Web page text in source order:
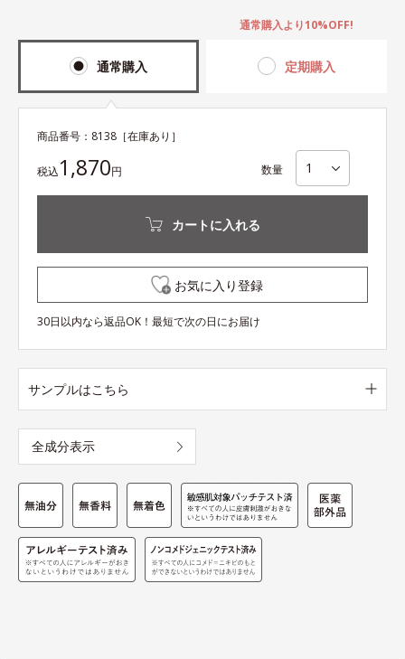
通常購入 定期購入
通常購入より10%OFF!
商品番号： 8138 ［在庫あり］
税込1,870円 数量
カートに入れる
お気に入り登録
30日以内なら返品OK！最短で次の日にお届け
サンプルはこちら
全成分表示